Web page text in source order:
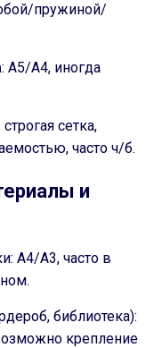
пружиной/
: А5/А4, иногда
строгая сетка,
часто ч/б.
и
А4/А3, часто в
библиотека):
крепление